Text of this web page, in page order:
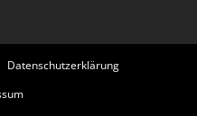
Datenschutzerklärung